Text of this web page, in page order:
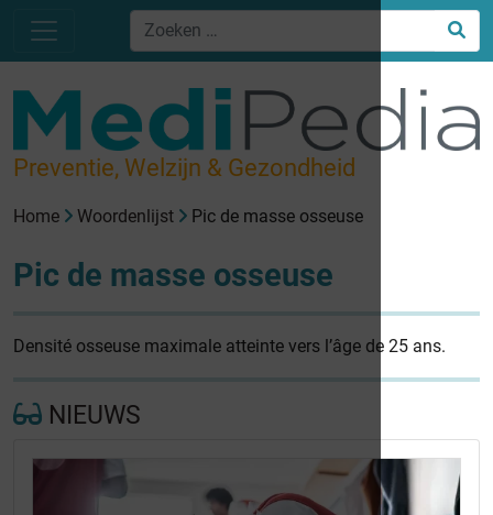
Preventie, Welzijn & Gezondheid
Home Woordenlijst Pic de masse osseuse
Pic de masse osseuse
Densité osseuse maximale atteinte vers l’âge de 25 ans.
NIEUWS